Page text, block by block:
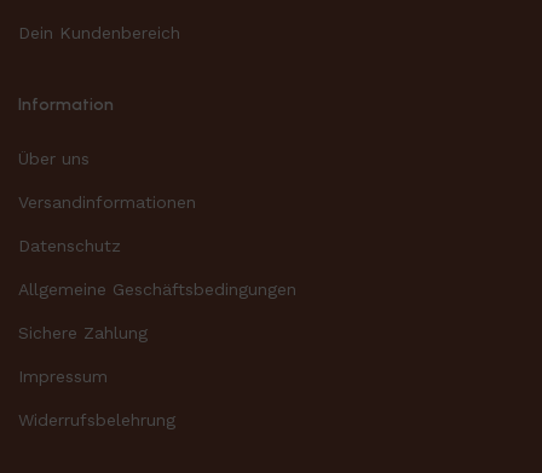
Dein Kundenbereich
Information
Über uns
Versandinformationen
Datenschutz
Allgemeine Geschäftsbedingungen
Sichere Zahlung
Impressum
Widerrufsbelehrung